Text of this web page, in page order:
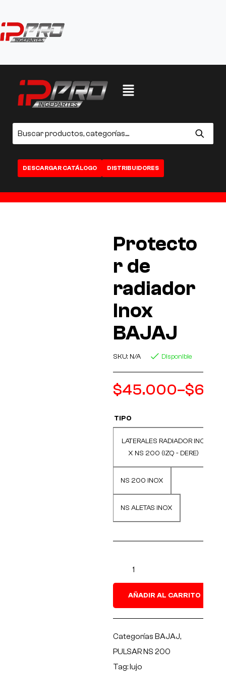
DESCARGAR CATÁLOGO DISTRIBUIDORES
Protecto
r de
radiador
Inox
BAJAJ
SKU: N/A Disponible
$45.000–$
TIPO
LATERALES RADIADOR INO
X NS 200 (IZQ - DERE)
NS 200 INOX
NS ALETAS INOX
AÑADIR AL CARRITO
Categorías BAJAJ,
PULSAR NS 200
Tag:lujo